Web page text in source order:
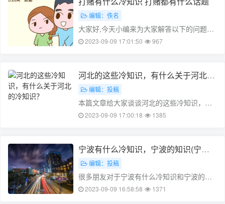
大……
编辑：佚名
大家好,今天小编来为大家解答以下的问题，
关于打赌有什么冷知识，打赌都有什么话题
思呢请大家帮忙想想情侣之间打赌，有……
2023-09-09 17:01:50 967
河北的这些冷知识，有什么关于河北的
冷知识？
编辑：投稿
本篇文章给大家谈谈河北的这些冷知识，以
及有什么关于河北的冷知识?对应的知识点，
位有所帮助，可以解决了您的问题，不
要……
2023-09-09 17:00:18 1385
宁波有什么冷知识，宁波的知识(宁波
俗称)编辑：投稿
很多朋友对于宁波有什么冷知识和宁波的知
识不太懂，今天就由小编来为大家分享，希
2023-09-09 16:58:58 1371